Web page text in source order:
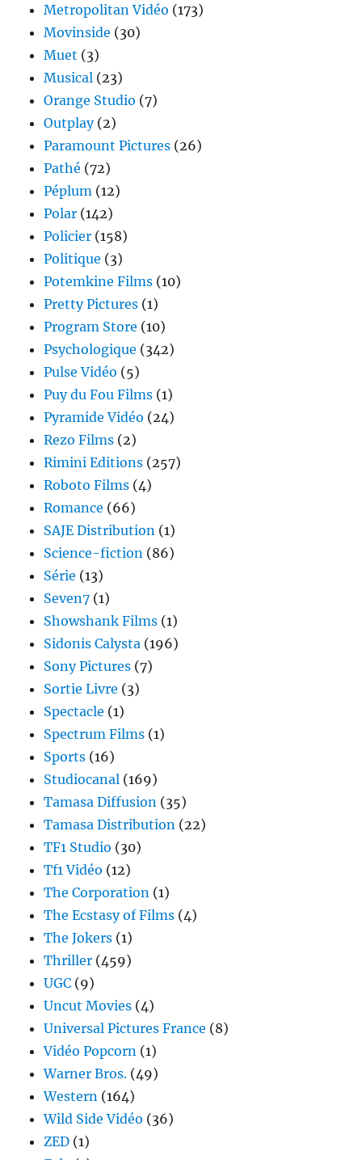
Metropolitan Vidéo (173)
Movinside (30)
Muet (3)
Musical (23)
Orange Studio (7)
Outplay(2)
Paramount Pictures (26)
Pathé (72)
Péplum (12)
Polar (142)
Policier (158)
Politique (3)
Potemkine Films (10)
Pretty Pictures (1)
Program Store (10)
Psychologique (342)
Pulse Vidéo (5)
Puy du Fou Films (1)
Pyramide Vidéo (24)
Rezo Films (2)
Rimini Editions (257)
Roboto Films (4)
Romance (66)
SAJE Distribution (1)
Science-fiction (86)
Série (13)
Seven7 (1)
Showshank Films (1)
Sidonis Calysta (196)
Sony Pictures (7)
Sortie Livre (3)
Spectacle (1)
Spectrum Films (1)
Sports (16)
Studiocanal (169)
Tamasa Diffusion (35)
Tamasa Distribution (22)
TF1 Studio (30)
Tf1 Vidéo (12)
The Corporation (1)
The Ecstasy of Films (4)
The Jokers (1)
Thriller (459)
UGC (9)
Uncut Movies (4)
Universal Pictures France (8)
Vidéo Popcorn (1)
Warner Bros. (49)
Western (164)
Wild Side Vidéo (36)
ZED (1)